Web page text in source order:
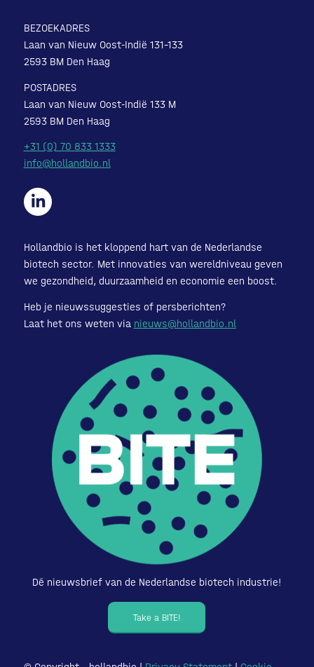
BEZOEKADRES
Laan van Nieuw Oost-Indië 131-133
2593 BM Den Haag
POSTADRES
Laan van Nieuw Oost-Indië 133 M
2593 BM Den Haag
+31 (0) 70 833 1333
info@hollandbio.nl
Hollandbio is het kloppend hart van de Nederlandse
biotech sector. Met innovaties van wereldniveau geven
we gezondheid, duurzaamheid en economie een boost.
Heb je nieuwssuggesties of persberichten?
Laat het ons weten via nieuws@hollandbio.nl
Dé nieuwsbrief van de Nederlandse biotech industrie!
Take a BITE!